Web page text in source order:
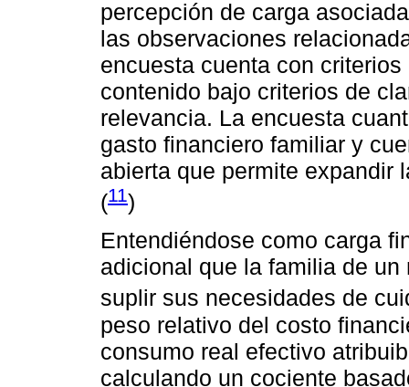
percepción de carga
las observaciones
encuesta cuenta con
contenido bajo criterios de
relevancia. La encuesta
gasto financiero familiar y
abierta que permite expandir
(11)
Entendiéndose como carga
adicional que la familia de
suplir sus necesidades de
peso relativo del costo
consumo real efectivo
calculando un cociente